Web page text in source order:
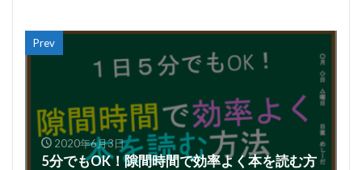
Prev
2020年6月3日
5分でもOK！隙間時間で効率よく本を読む方